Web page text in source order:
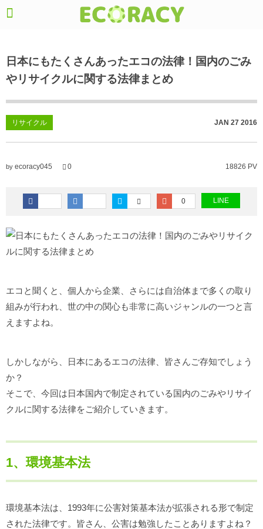
日本にもたくさんあったエコの法律！国内のごみ
やリサイクルに関する法律まとめ
リサイクル JAN 27 2016
by ecoracy045 0 18826 PV
0 LINE
エコと聞くと、個人から企業、さらには自治体まで多くの取り
組みが行われ、世の中の関心も非常に高いジャンルの一つと言
えますよね。
しかしながら、日本にあるエコの法律、皆さんご存知でしょう
か？
そこで、今回は日本国内で制定されている国内のごみやリサイ
クルに関する法律をご紹介していきます。
1、環境基本法
環境基本法は、1993年に公害対策基本法が拡張される形で制定
された法律です。皆さん、公害は勉強したことありますよね？